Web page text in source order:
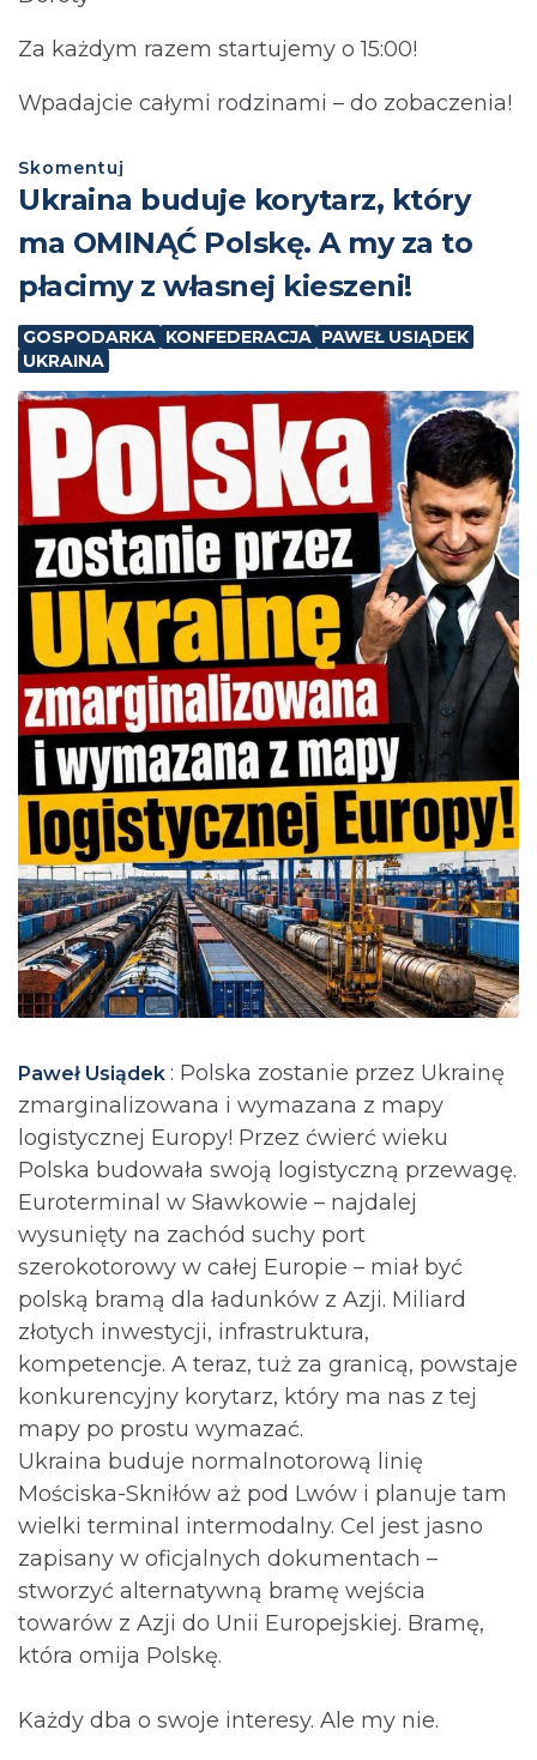
Za każdym razem startujemy o 15:00!
Wpadajcie całymi rodzinami – do zobaczenia!
Skomentuj
Ukraina buduje korytarz, który
ma OMINĄĆ Polskę. A my za to
płacimy z własnej kieszeni!
GOSPODARKA KONFEDERACJA PAWEŁ USIĄDEK
UKRAINA
Paweł Usiądek : Polska zostanie przez Ukrainę
zmarginalizowana i wymazana z mapy
logistycznej Europy! Przez ćwierć wieku
Polska budowała swoją logistyczną przewagę.
Euroterminal w Sławkowie – najdalej
wysunięty na zachód suchy port
szerokotorowy w całej Europie – miał być
polską bramą dla ładunków z Azji. Miliard
złotych inwestycji, infrastruktura,
kompetencje. A teraz, tuż za granicą, powstaje
konkurencyjny korytarz, który ma nas z tej
mapy po prostu wymazać.
Ukraina buduje normalnotorową linię
Mościska-Skniłów aż pod Lwów i planuje tam
wielki terminal intermodalny. Cel jest jasno
zapisany w oficjalnych dokumentach –
stworzyć alternatywną bramę wejścia
towarów z Azji do Unii Europejskiej. Bramę,
która omija Polskę.
Każdy dba o swoje interesy. Ale my nie.